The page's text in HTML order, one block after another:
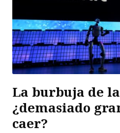
La burbuja de
¿demasiado
caer?